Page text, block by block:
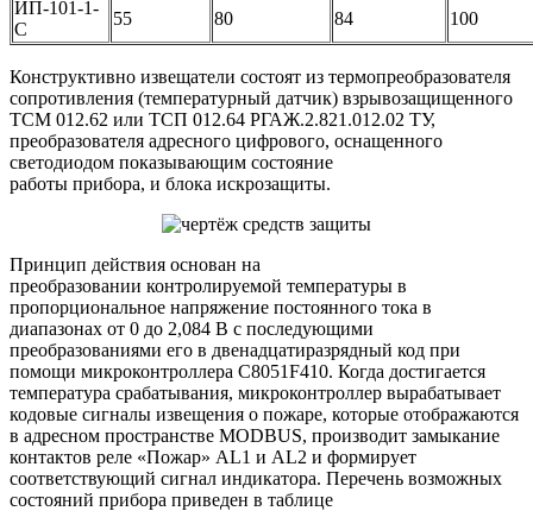
ИП-101-1-
С
55 80 84 100
Конструктивно извещатели состоят из термопреобразователя
сопротивления (температурный датчик) взрывозащищенного
ТСМ 012.62 или ТСП 012.64 РГАЖ.2.821.012.02 ТУ,
преобразователя адресного цифрового, оснащенного
светодиодом показывающим состояние
работы прибора, и блока искрозащиты.
Принцип действия основан на
преобразовании контролируемой температуры в
пропорциональное напряжение постоянного тока в
диапазонах от 0 до 2,084 В с последующими
преобразованиями его в двенадцатиразрядный код при
помощи микроконтроллера C8051F410. Когда достигается
температура срабатывания, микроконтроллер вырабатывает
кодовые сигналы извещения о пожаре, которые отображаются
в адресном пространстве MODBUS, производит замыкание
контактов реле «Пожар» AL1 и AL2 и формирует
соответствующий сигнал индикатора. Перечень возможных
состояний прибора приведен в таблице